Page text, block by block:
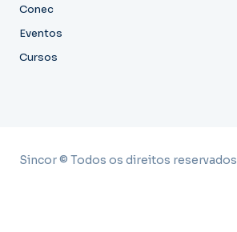
Conec
Eventos
Cursos
Sincor © Todos os direitos reservados